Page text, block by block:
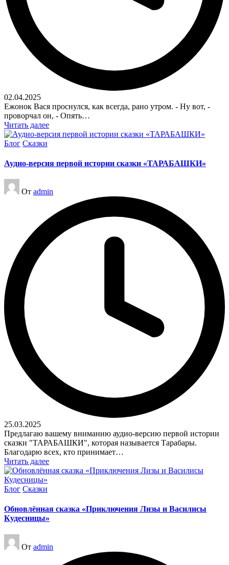
02.04.2025
Ежонок Вася проснулся, как всегда, рано утром. - Ну вот, -
проворчал он, - Опять…
Читать далее
Опубликовано
Блог Сказки
Аудио-версия первой истории сказки «ТАРАБАШКИ»
Запись
от
От admin
25.03.2025
Предлагаю вашему вниманию аудио-версию первой истории
сказки "ТАРАБАШКИ", которая называется Тарабары.
Благодарю всех, кто принимает…
Читать далее
Опубликовано
Блог Сказки
Обновлённая сказка «Приключения Лизы и Василисы
Кудесницы»
Запись
от
От admin